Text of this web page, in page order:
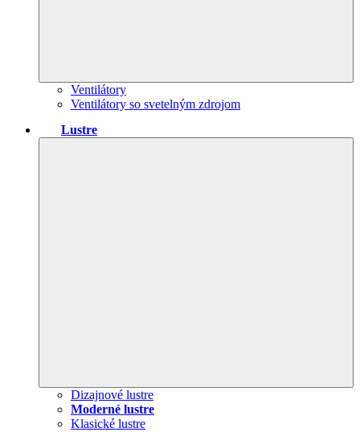
Ventilátory
Ventilátory so svetelným zdrojom
Lustre
Dizajnové lustre
Moderné lustre
Klasické lustre